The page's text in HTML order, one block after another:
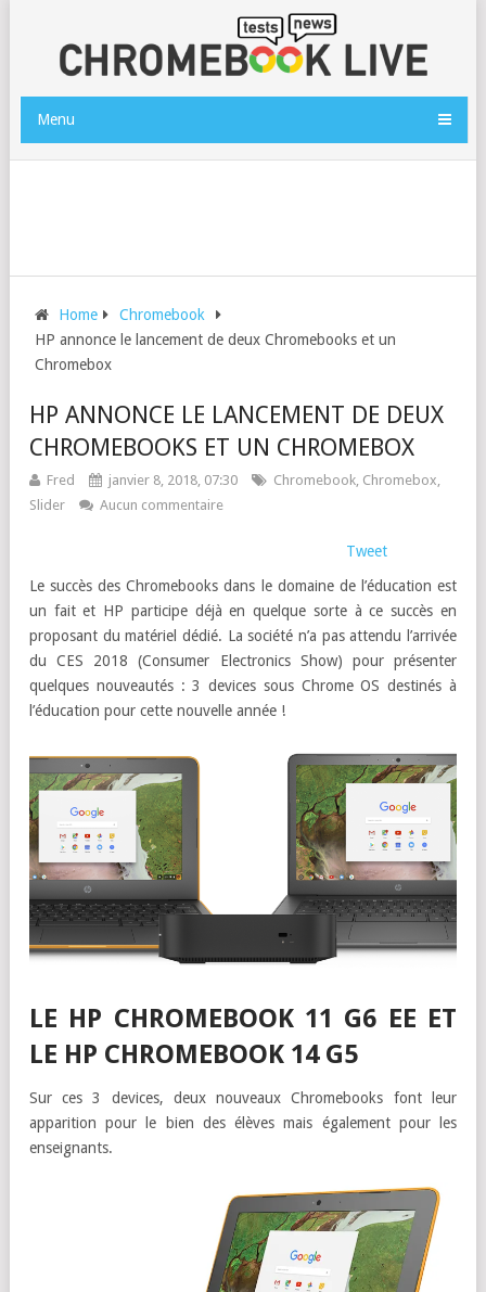
Menu
Home
Chromebook
HP annonce le lancement de deux Chromebooks et un
Chromebox
HP ANNONCE LE LANCEMENT DE DEUX
CHROMEBOOKS ET UN CHROMEBOX
Fred janvier 8, 2018, 07:30 Chromebook, Chromebox,
Slider
Aucun commentaire
Tweet
Le succès des Chromebooks dans le domaine de l’éducation est
un fait et HP participe déjà en quelque sorte à ce succès en
proposant du matériel dédié. La société n’a pas attendu l’arrivée
du CES 2018 (Consumer Electronics Show) pour présenter
quelques nouveautés : 3 devices sous Chrome OS destinés à
l’éducation pour cette nouvelle année !
LE HP CHROMEBOOK 11 G6 EE ET
LE HP CHROMEBOOK 14 G5
Sur ces 3 devices, deux nouveaux Chromebooks font leur
apparition pour le bien des élèves mais également pour les
enseignants.